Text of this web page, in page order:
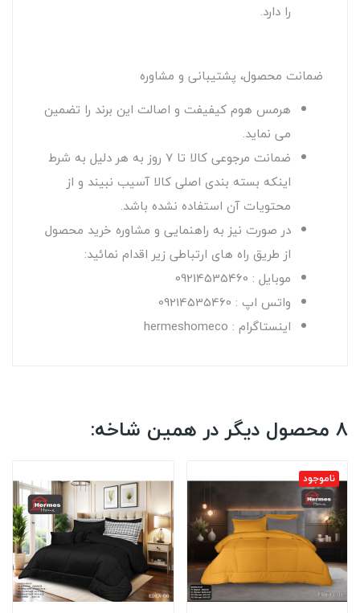
را دارد.
ضمانت محصول، پشتیبانی و مشاوره
هرمس هوم کیفیفت و اصالت این برند را تضمین
می نماید.
ضمانت مرجوعی کالا تا 7 روز به هر دلیل به شرط
اینکه بسته بندی اصلی کالا آسیب نبیند و از
محتویات آن استفاده نشده باشد.
در صورت نیز به راهنمایی و مشاوره خرید محصول
از طریق راه های ارتباطی زیر اقدام نمائید:
موبایل : 09214535460
واتس اپ : 09214535460
اینستاگرام : hermeshomeco
8 محصول دیگر در همین شاخه:
ناموجود